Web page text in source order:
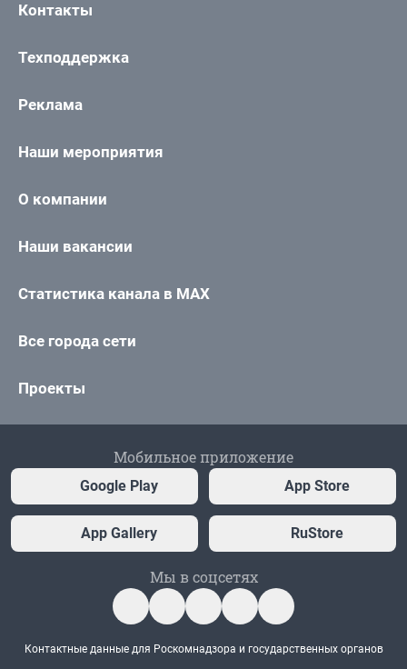
Контакты
Техподдержка
Реклама
Наши мероприятия
О компании
Наши вакансии
Статистика канала в MAX
Все города сети
Проекты
Мобильное приложение
Google Play App Store
App Gallery RuStore
Мы в соцсетях
Контактные данные для Роскомнадзора и государственных органов